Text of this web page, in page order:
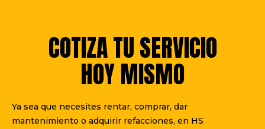
COTIZA TU SERVICIO
HOY MISMO
Ya sea que necesites rentar, comprar, dar
mantenimiento o adquirir refacciones, en HS